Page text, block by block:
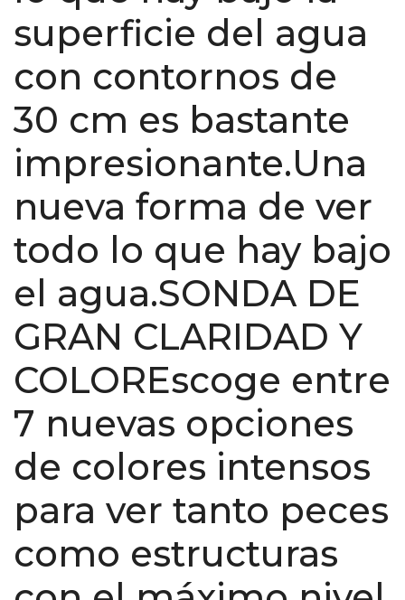
superficie del agua
con contornos de
30 cm es bastante
impresionante.Una
nueva forma de ver
todo lo que hay bajo
el agua.SONDA DE
GRAN CLARIDAD Y
COLOREscoge entre
7 nuevas opciones
de colores intensos
para ver tanto peces
como estructuras